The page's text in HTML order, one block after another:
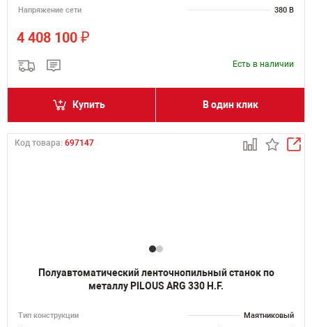
Напряжение сети
380 В
4 408 100 ₽
Есть в наличии
Купить В один клик
Код товара: 697147
Полуавтоматический ленточнопильный станок по
металлу PILOUS ARG 330 H.F.
Тип конструкции
Маятниковый